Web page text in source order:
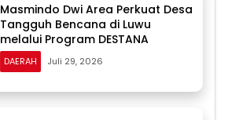
Masmindo Dwi Area Perkuat Desa
Tangguh Bencana di Luwu
melalui Program DESTANA
DAERAH Juli 29, 2026